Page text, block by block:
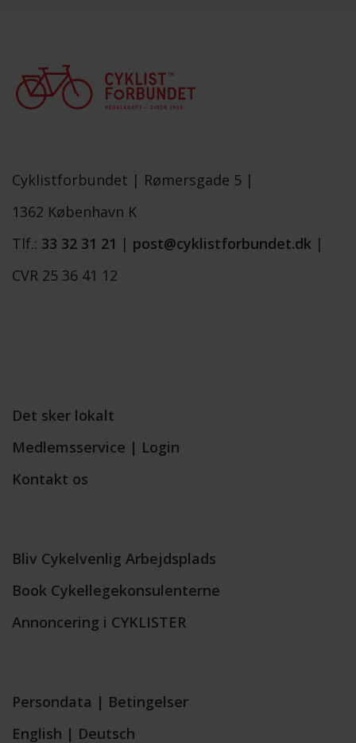
Cyklistforbundet | Rømersgade 5 |
1362 København K
Tlf.: 33 32 31 21 | post@cyklistforbundet.dk |
CVR 25 36 41 12
Det sker lokalt
Medlemsservice | Login
Kontakt os
Bliv Cykelvenlig Arbejdsplads
Book Cykellegekonsulenterne
Annoncering i CYKLISTER
Persondata | Betingelser
English | Deutsch